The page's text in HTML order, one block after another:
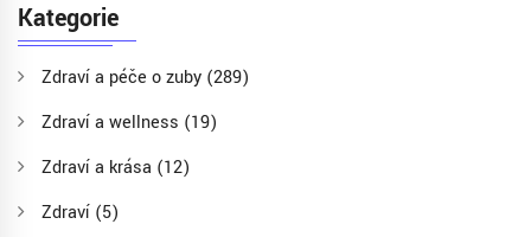
Kategorie
Zdraví a péče o zuby (289)
Zdraví a wellness (19)
Zdraví a krása (12)
Zdraví (5)